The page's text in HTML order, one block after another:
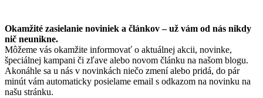
Okamžité zasielanie noviniek a článkov – už vám od nás nikdy
nič neunikne.
Môžeme vás okamžite informovať o aktuálnej akcii, novinke,
špeciálnej kampani či zľave alebo novom článku na našom blogu.
Akonáhle sa u nás v novinkách niečo zmení alebo pridá, do pár
minút vám automaticky posielame email s odkazom na novinku na
našu stránku.